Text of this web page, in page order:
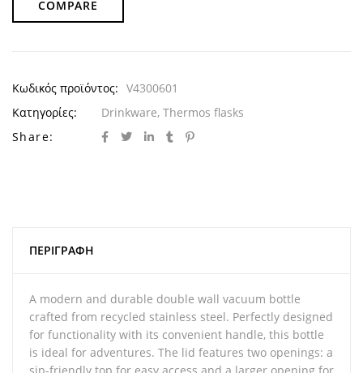
COMPARE
Κωδικός προϊόντος: V4300601
Κατηγορίες:
Drinkware, Thermos flasks
Share:
ΠΕΡΙΓΡΑΦΉ
A modern and durable double wall vacuum bottle
crafted from recycled stainless steel. Perfectly designed
for functionality with its convenient handle, this bottle
is ideal for adventures. The lid features two openings: a